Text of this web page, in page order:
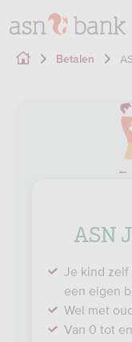
Betalen
ASN
Je kind zelf
een eigen
Wel met
Van 0 tot